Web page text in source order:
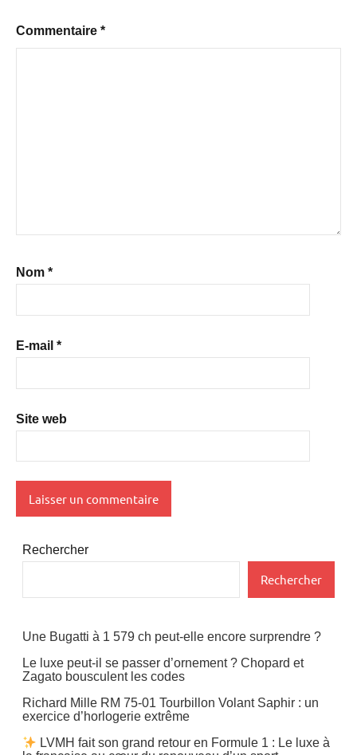
Commentaire *
Nom *
E-mail *
Site web
Rechercher
Rechercher
Une Bugatti à 1 579 ch peut-elle encore surprendre ?
Le luxe peut-il se passer d’ornement ? Chopard et
Zagato bousculent les codes
Richard Mille RM 75-01 Tourbillon Volant Saphir : un
exercice d’horlogerie extrême
LVMH fait son grand retour en Formule 1 : Le luxe à